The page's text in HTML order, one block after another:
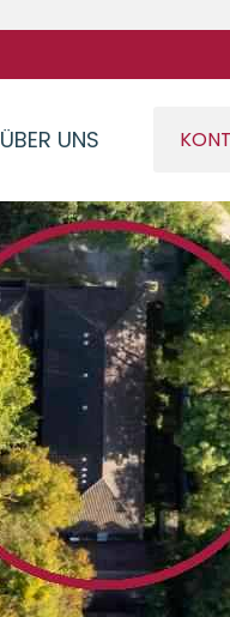
ÜBER UNS